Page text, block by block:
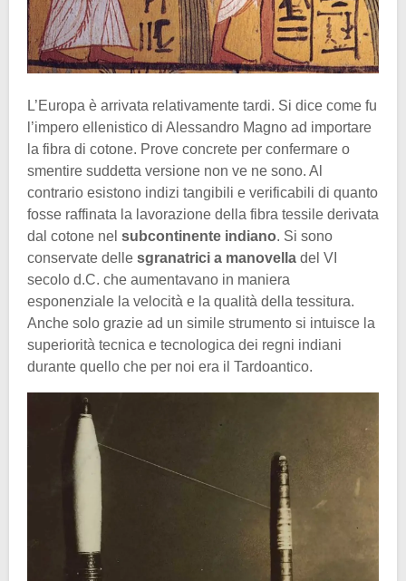
L’Europa è arrivata relativamente tardi. Si dice come fu
l’impero ellenistico di Alessandro Magno ad importare
la fibra di cotone. Prove concrete per confermare o
smentire suddetta versione non ve ne sono. Al
contrario esistono indizi tangibili e verificabili di quanto
fosse raffinata la lavorazione della fibra tessile derivata
dal cotone nel subcontinente indiano. Si sono
conservate delle sgranatrici a manovella del VI
secolo d.C. che aumentavano in maniera
esponenziale la velocità e la qualità della tessitura.
Anche solo grazie ad un simile strumento si intuisce la
superiorità tecnica e tecnologica dei regni indiani
durante quello che per noi era il Tardoantico.